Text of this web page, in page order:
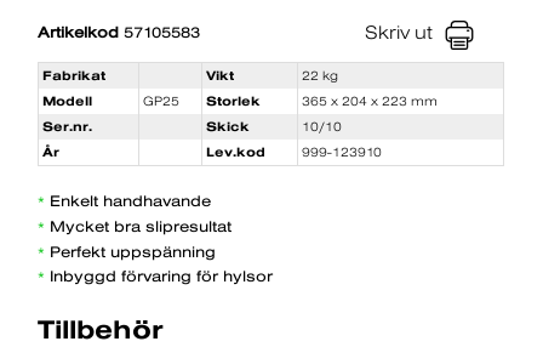
Artikelkod 57105583 Skriv ut
Fabrikat Vikt
22 kg
Modell
GP25 Storlek
365 x 204 x 223 mm
Ser.nr.
Skick
10/10
År
Lev.kod 999-123910
* Enkelt handhavande
* Mycket bra slipresultat
* Perfekt uppspänning
* Inbyggd förvaring för hylsor
Tillbehör